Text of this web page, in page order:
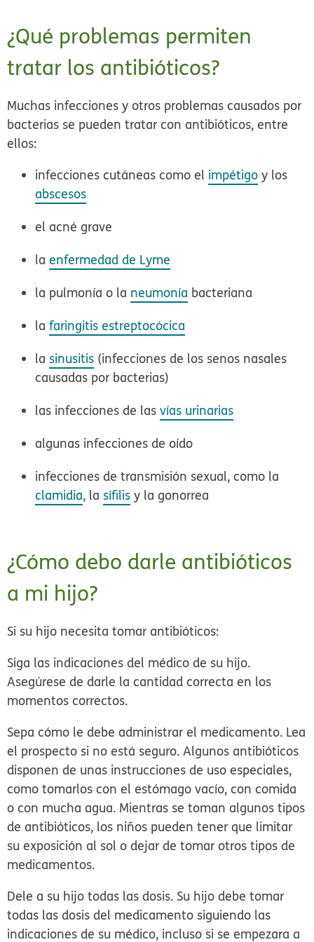
¿Qué problemas permiten
tratar los antibióticos?
Muchas infecciones y otros problemas causados por
bacterias se pueden tratar con antibióticos, entre
ellos:
infecciones cutáneas como el impétigo y los
abscesos
el acné grave
laenfermedad de Lyme
la pulmonía o la neumonía bacteriana
lafaringitis estreptocócica
la sinusitis (infecciones de los senos nasales
causadas por bacterias)
las infecciones de lasvías urinarias
algunas infecciones de oído
infecciones de transmisión sexual, como la
clamidia, la sífilis y la gonorrea
¿Cómo debo darle antibióticos
a mi hijo?
Si su hijo necesita tomar antibióticos:
Siga las indicaciones del médico de su hijo.
Asegúrese de darle la cantidad correcta en los
momentos correctos.
Sepa cómo le debe administrar el medicamento. Lea
el prospecto si no está seguro. Algunos antibióticos
disponen de unas instrucciones de uso especiales,
como tomarlos con el estómago vacío, con comida
o con mucha agua. Mientras se toman algunos tipos
de antibióticos, los niños pueden tener que limitar
su exposición al sol o dejar de tomar otros tipos de
medicamentos.
Dele a su hijo todas las dosis. Su hijo debe tomar
todas las dosis del medicamento siguiendo las
indicaciones de su médico, incluso si se empezara a